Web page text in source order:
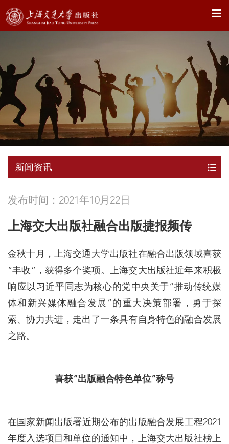
X
新闻资讯
发布时间：2021年10月22日
上海交大出版社融合出版捷报频传
金秋十月，上海交通大学出版社在融合出版领域喜获
“丰收”，获得多个奖项。上海交大出版社近年来积极
响应以习近平同志为核心的党中央关于“推动传统媒
体和新兴媒体融合发展”的重大决策部署，勇于探
索、协力共进，走出了一条具有自身特色的融合发展
之路。
喜获“出版融合特色单位”称号
在国家新闻出版署近期公布的出版融合发展工程2021
年度入选项目和单位的通知中，上海交大出版社榜上